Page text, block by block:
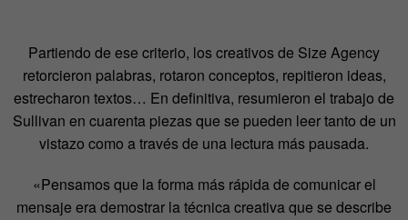
Partiendo de ese criterio, los creativos de Size Agency
retorcieron palabras, rotaron conceptos, repitieron ideas,
estrecharon textos… En definitiva, resumieron el trabajo de
Sullivan en cuarenta piezas que se pueden leer tanto de un
vistazo como a través de una lectura más pausada.
«Pensamos que la forma más rápida de comunicar el
mensaje era demostrar la técnica creativa que se describe